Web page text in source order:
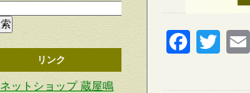
リンク
ネットショップ 蔵屋鳴
FacebookTwitter